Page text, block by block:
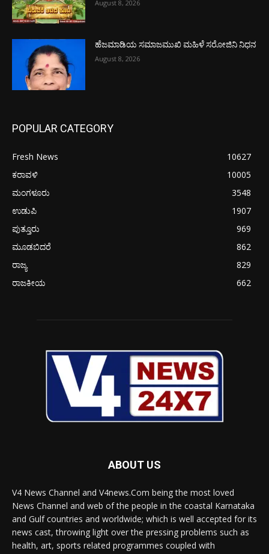
August 8, 2026
ಹೆಜಮಾಡಿಯ ಸಮಾಜಮುಖಿ ಮಹಿಳೆ ಸರೋಜಿನಿ ನಿಧನ
August 8, 2026
POPULAR CATEGORY
Fresh News
10627
ಕರಾವಳಿ
10005
ಮಂಗಳೂರು
3548
ಉಡುಪಿ
1907
ಪುತ್ತೂರು
969
ಮೂಡಬಿದರೆ
862
ರಾಜ್ಯ
829
ರಾಜಕೀಯ
662
ABOUT US
V4 News Channel and V4news.Com being the most loved
News Channel and web of the people in the coastal Karnataka
and Gulf countries and worldwide; which is well accepted for its
news cast, throwing light over the pressing problems such as
health, art, sports related programmes coupled with